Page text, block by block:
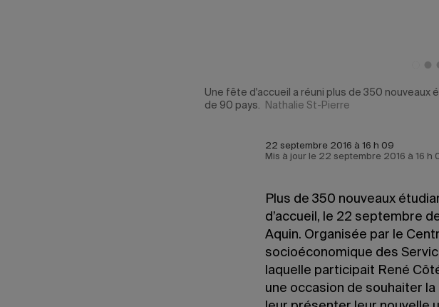
Une fête d'accueil a réuni plus de 350 nouveaux
de 90 pays.
Nathalie St-Pierre
22 septembre 2016 à 16 h 09
Mis à jour le 22 septembre 2016 à 16 h
Plus de 350 nouveaux
d’accueil, le 22 septembre
Aquin. Organisée par le
socioéconomique des
laquelle participait René
une occasion de souhaiter